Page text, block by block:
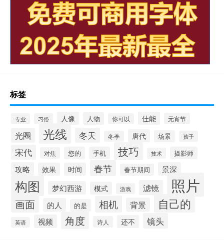
标签
专业 习俗 人像 人物 你可以 佳能 元宵节
光圈 光线 冬天 冬季 唐代 场景 孩子
宋代 对焦 您的 手机 技巧 技术 摄影师
攻略 效果 时间 春节 春节期间 景深
构图 梦幻西游 模式 游戏 滤镜 照片
画面 的人 的是 相机 背景 自己的
英语 视频 角度 诗人 还不 镜头